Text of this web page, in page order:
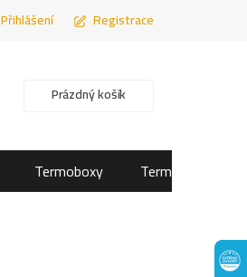
Přihlášení Registrace
Nákupní košík
Prázdný košík
Termoboxy Termotašky